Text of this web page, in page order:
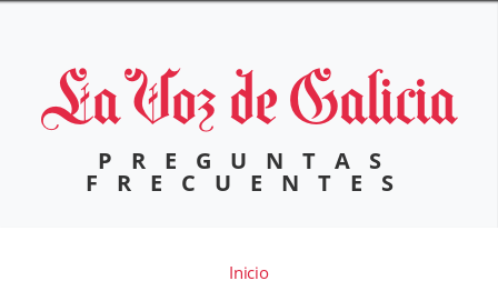
PREGUNTAS
FRECUENTES
Inicio